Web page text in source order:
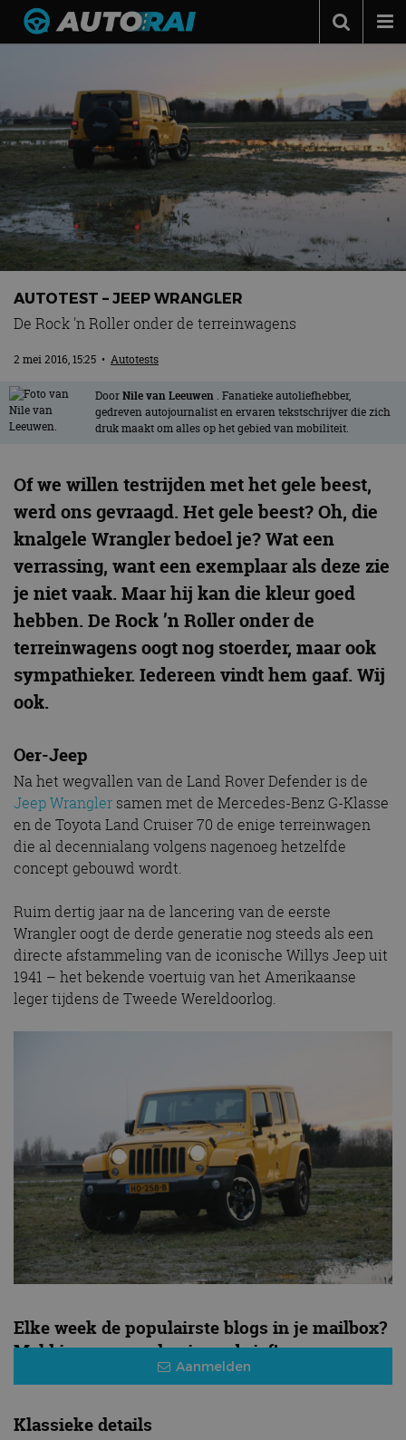
Podcast
Autotests
Automerken
Adverteren
Contact
MotorRAI.nl
AUTOTEST – JEEP WRANGLER
De Rock 'n Roller onder de terreinwagens
2 mei 2016, 15:25 • Autotests
DoorNile van Leeuwen . Fanatieke autoliefhebber,
gedreven autojournalist en ervaren tekstschrijver die zich
druk maakt om alles op het gebied van mobiliteit.
Of we willen testrijden met het gele beest,
werd ons gevraagd. Het gele beest? Oh, die
knalgele Wrangler bedoel je? Wat een
verrassing, want een exemplaar als deze zie
je niet vaak. Maar hij kan die kleur goed
hebben. De Rock ’n Roller onder de
terreinwagens oogt nog stoerder, maar ook
sympathieker. Iedereen vindt hem gaaf. Wij
ook.
Oer-Jeep
Na het wegvallen van de Land Rover Defender is de
Jeep Wrangler samen met de Mercedes-Benz G-Klasse
en de Toyota Land Cruiser 70 de enige terreinwagen
die al decennialang volgens nagenoeg hetzelfde
concept gebouwd wordt.
Ruim dertig jaar na de lancering van de eerste
Wrangler oogt de derde generatie nog steeds als een
directe afstammeling van de iconische Willys Jeep uit
1941 – het bekende voertuig van het Amerikaanse
leger tijdens de Tweede Wereldoorlog.
Elke week de populairste blogs in je mailbox?
Meld je aan voor de nieuwsbrief!
Aanmelden
Klassieke details